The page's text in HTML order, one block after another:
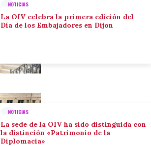
NOTICIAS
La OIV celebra la primera edición del
Día de los Embajadores en Dijon
NOTICIAS
La sede de la OIV ha sido distinguida con
la distinción «Patrimonio de la
Diplomacia»